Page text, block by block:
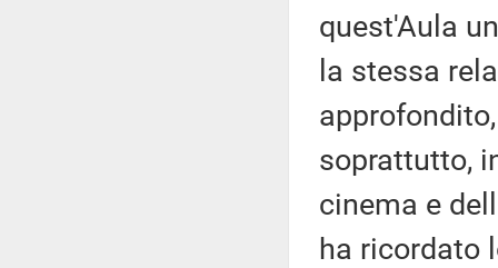
quest'Aula
la stessa
soprattutto,
cinema e
ha ricordato